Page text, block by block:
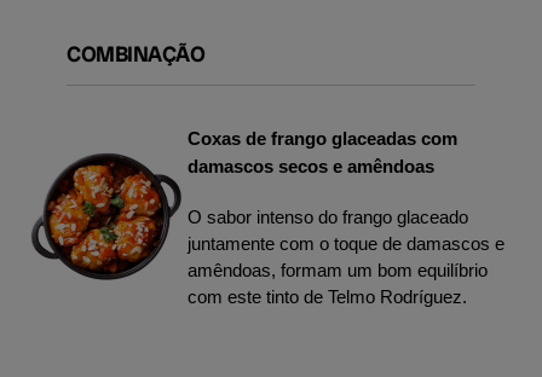
COMBINAÇÃO
Coxas de frango glaceadas com
damascos secos e amêndoas
O sabor intenso do frango glaceado
juntamente com o toque de damascos e
amêndoas, formam um bom equilíbrio
com este tinto de Telmo Rodríguez.